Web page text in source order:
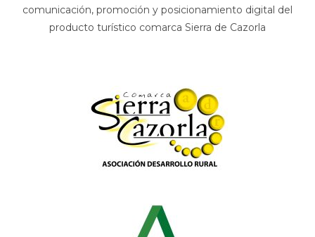
comunicación, promoción y posicionamiento digital del
producto turístico comarca Sierra de Cazorla